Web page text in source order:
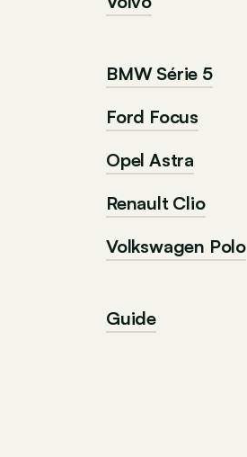
BMW Série 5
Ford Focus
Opel Astra
Renault Clio
Volkswagen Polo
Guide